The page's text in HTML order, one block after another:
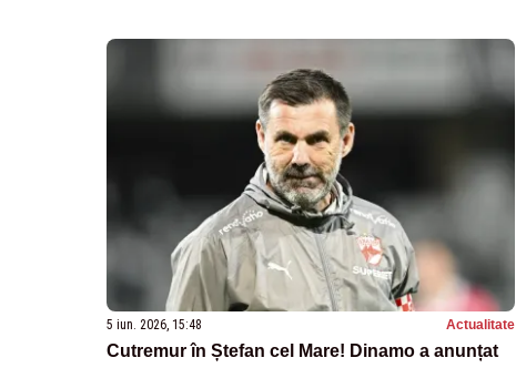
5 iun. 2026, 15:48 Actualitate
Cutremur în Ștefan cel Mare! Dinamo a anunțat